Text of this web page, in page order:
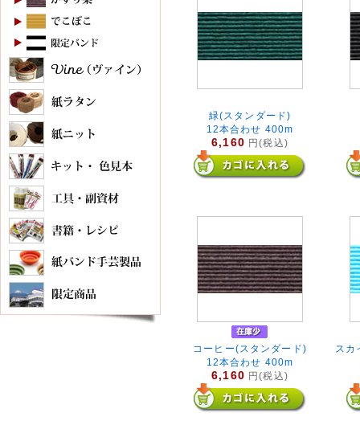
緑(スタンダード)
12本合わせ 400m
6,160 円(税込)
コーヒー(スタンダード)
12本合わせ 400m
6,160 円(税込)
スカ